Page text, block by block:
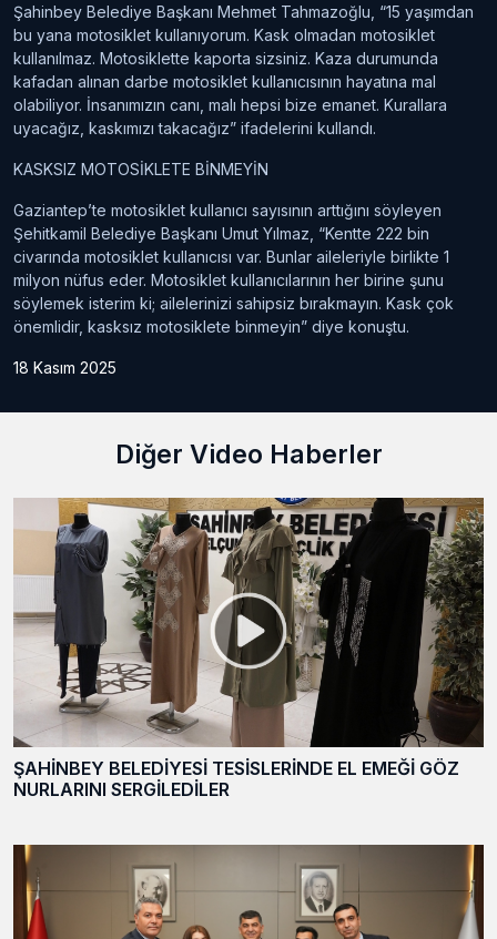
Şahinbey Belediye Başkanı Mehmet Tahmazoğlu, “15 yaşımdan
bu yana motosiklet kullanıyorum. Kask olmadan motosiklet
kullanılmaz. Motosiklette kaporta sizsiniz. Kaza durumunda
kafadan alınan darbe motosiklet kullanıcısının hayatına mal
olabiliyor. İnsanımızın canı, malı hepsi bize emanet. Kurallara
uyacağız, kaskımızı takacağız” ifadelerini kullandı.
KASKSIZ MOTOSİKLETE BİNMEYİN
Gaziantep’te motosiklet kullanıcı sayısının arttığını söyleyen
Şehitkamil Belediye Başkanı Umut Yılmaz, “Kentte 222 bin
civarında motosiklet kullanıcısı var. Bunlar aileleriyle birlikte 1
milyon nüfus eder. Motosiklet kullanıcılarının her birine şunu
söylemek isterim ki; ailelerinizi sahipsiz bırakmayın. Kask çok
önemlidir, kasksız motosiklete binmeyin” diye konuştu.
18 Kasım 2025
Diğer Video Haberler
ŞAHİNBEY BELEDİYESİ TESİSLERİNDE EL EMEĞİ GÖZ
NURLARINI SERGİLEDİLER